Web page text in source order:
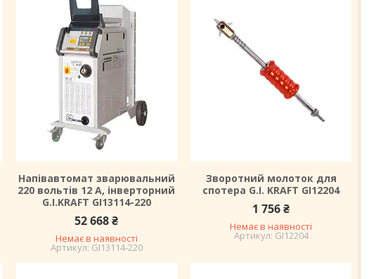
Напівавтомат зварювальний
220 вольтів 12 А, інверторний
G.I.KRAFT GI13114-220
52 668 ₴
Немає в наявності
GI13114-220
Зворотний молоток для
спотера G.I. KRAFT GI12204
1 756 ₴
Немає в наявності
GI12204